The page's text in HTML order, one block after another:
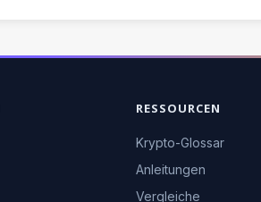
RESSOURCEN
Krypto-Glossar
Anleitungen
Vergleiche